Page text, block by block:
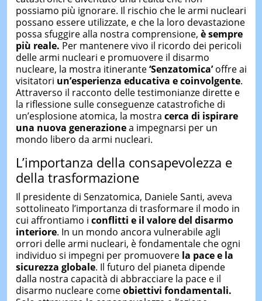
possiamo più ignorare. Il rischio che le armi nucleari
possano essere utilizzate, e che la loro devastazione
possa sfuggire alla nostra comprensione, è sempre
più reale. Per mantenere vivo il ricordo dei pericoli
delle armi nucleari e promuovere il disarmo
nucleare, la mostra itinerante‘Senzatomica’offre ai
visitatori un’esperienza educativa e coinvolgente.
Attraverso il racconto delle testimonianze dirette e
la riflessione sulle conseguenze catastrofiche di
un’esplosione atomica, la mostra cerca di ispirare
una nuova generazionea impegnarsi per un
mondo libero da armi nucleari.
L’importanza della consapevolezza e
della trasformazione
Il presidente di Senzatomica, Daniele Santi, aveva
sottolineato l’importanza di trasformare il modo in
cui affrontiamo i conflitti e il valore del disarmo
interiore. In un mondo ancora vulnerabile agli
orrori delle armi nucleari, è fondamentale che ogni
individuo si impegni per promuovere la pace e la
sicurezza globale. Il futuro del pianeta dipende
dalla nostra capacità di abbracciare la pace e il
disarmo nucleare comeobiettivi fondamentali.